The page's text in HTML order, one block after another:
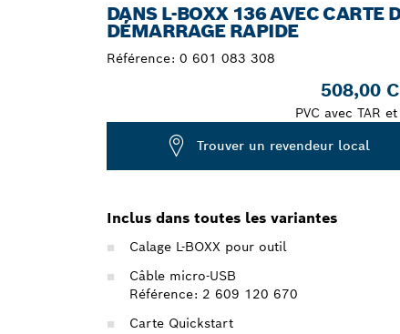
DANS L-BOXX 136 AVEC CARTE
DÉMARRAGE RAPIDE
Référence: 0 601 083 308
508,00
PVC avec TAR
Trouver un revendeur local
Inclus dans toutes les variantes
Calage L-BOXX pour outil
Câble micro-USB
Référence: 2 609 120 670
Carte Quickstart